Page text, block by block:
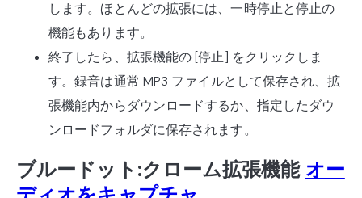
します。ほとんどの拡張には、一時停止と停止の
機能もあります。
終了したら、拡張機能の [停止] をクリックしま
す。録音は通常 MP3 ファイルとして保存され、拡
張機能内からダウンロードするか、指定したダウ
ンロードフォルダに保存されます。
ブルードット:クローム拡張機能 オー